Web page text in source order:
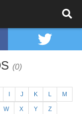
(0)
J K L M
W X Y Z